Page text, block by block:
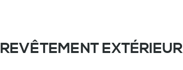
REVÊTEMENT EXTÉRIEUR